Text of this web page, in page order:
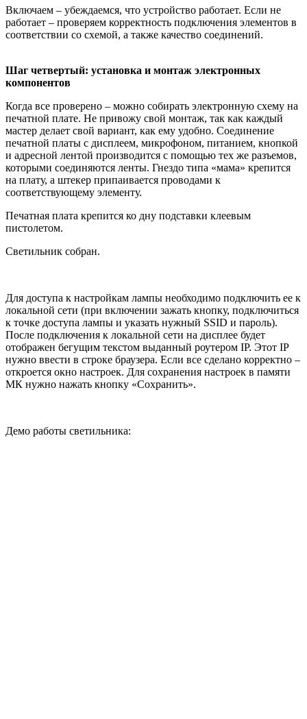
Включаем – убеждаемся, что устройство работает. Если не
работает – проверяем корректность подключения элементов в
соответствии со схемой, а также качество соединений.
Шаг четвертый: установка и монтаж электронных
компонентов
Когда все проверено – можно собирать электронную схему на
печатной плате. Не привожу свой монтаж, так как каждый
мастер делает свой вариант, как ему удобно. Соединение
печатной платы с дисплеем, микрофоном, питанием, кнопкой
и адресной лентой производится с помощью тех же разъемов,
которыми соединяются ленты. Гнездо типа «мама» крепится
на плату, а штекер припаивается проводами к
соответствующему элементу.
Печатная плата крепится ко дну подставки клеевым
пистолетом.
Светильник собран.
Для доступа к настройкам лампы необходимо подключить ее к
локальной сети (при включении зажать кнопку, подключиться
к точке доступа лампы и указать нужный SSID и пароль).
После подключения к локальной сети на дисплее будет
отображен бегущим текстом выданный роутером IP. Этот IP
нужно ввести в строке браузера. Если все сделано корректно –
откроется окно настроек. Для сохранения настроек в памяти
МК нужно нажать кнопку «Сохранить».
Демо работы светильника: